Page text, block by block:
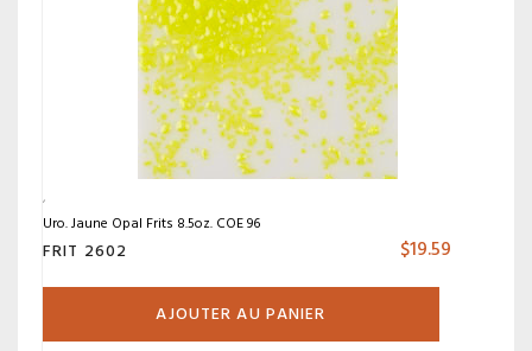
Uro. Jaune Opal Frits 8.5oz. COE 96
FRIT 2602 $19.59
AJOUTER AU PANIER